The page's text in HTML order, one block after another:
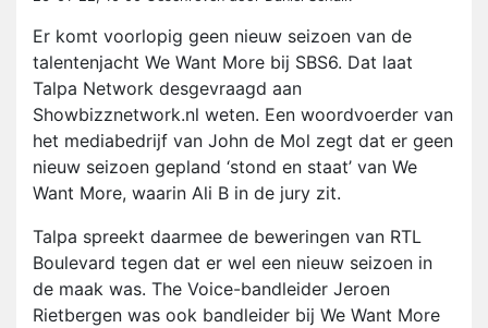
Er komt voorlopig geen nieuw seizoen van de
talentenjacht We Want More bij SBS6. Dat laat
Talpa Network desgevraagd aan
Showbizznetwork.nl weten. Een woordvoerder van
het mediabedrijf van John de Mol zegt dat er geen
nieuw seizoen gepland ‘stond en staat’ van We
Want More, waarin Ali B in de jury zit.
Talpa spreekt daarmee de beweringen van RTL
Boulevard tegen dat er wel een nieuw seizoen in
de maak was. The Voice-bandleider Jeroen
Rietbergen was ook bandleider bij We Want More